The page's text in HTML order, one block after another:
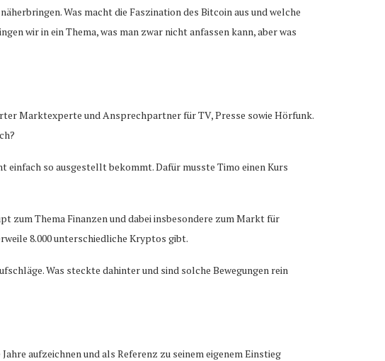
Was macht die Faszination des Bitcoin aus und welche
wir in ein Thema, was man zwar nicht anfassen kann, aber was
Marktexperte und Ansprechpartner für TV, Presse sowie Hörfunk.
so ausgestellt bekommt. Dafür musste Timo einen Kurs
zum Thema Finanzen und dabei insbesondere zum Markt für
8.000 unterschiedliche Kryptos gibt.
Was steckte dahinter und sind solche Bewegungen rein
aufzeichnen und als Referenz zu seinem eigenem Einstieg